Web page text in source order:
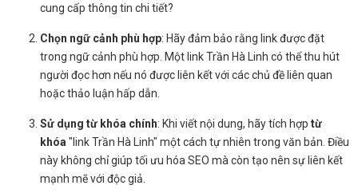
cung cấp thông tin chi tiết?
Chọn ngữ cảnh phù hợp: Hãy đảm bảo rằng link được đặt
trong ngữ cảnh phù hợp. Một link Trần Hà Linh có thể thu hút
người đọc hơn nếu nó được liên kết với các chủ đề liên quan
hoặc thảo luận hấp dẫn.
Sử dụng từ khóa chính: Khi viết nội dung, hãy tích hợp từ
khóa "link Trần Hà Linh" một cách tự nhiên trong văn bản. Điều
này không chỉ giúp tối ưu hóa SEO mà còn tạo nên sự liên kết
mạnh mẽ với độc giả.